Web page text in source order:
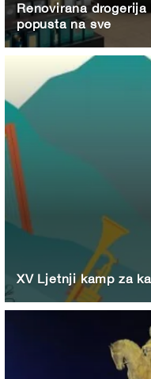
Renovirana
popusta na sve
XV Ljetnji kamp za